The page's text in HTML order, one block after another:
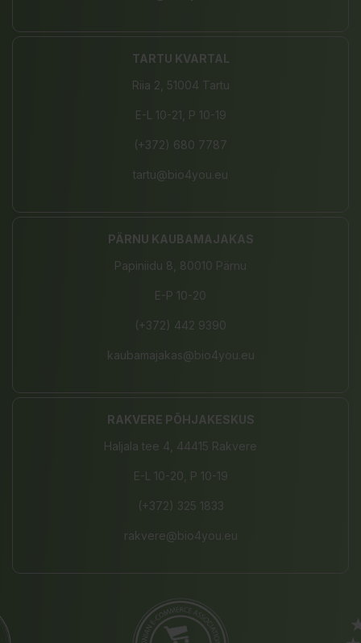
TARTU KVARTAL
Riia 2, 51004 Tartu
E-L 10-21, P 10-19
(+372) 680 7787
tartu@bio4you.eu
PÄRNU KAUBAMAJAKAS
Papiniidu 8, 80010 Pärnu
E-P 10-20
(+372) 442 9390
kaubamajakas@bio4you.eu
RAKVERE PÕHJAKESKUS
Haljala tee 4, 44415 Rakvere
E-L 10-20, P 10-19
(+372) 325 1833
rakvere@bio4you.eu